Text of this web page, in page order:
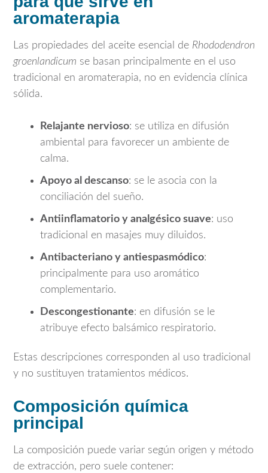
aromaterapia
Las propiedades del aceite esencial de Rhododendron
groenlandicum se basan principalmente en el uso
tradicional en aromaterapia, no en evidencia clínica
sólida.
Relajante nervioso: se utiliza en difusión
ambiental para favorecer un ambiente de
calma.
Apoyo al descanso: se le asocia con la
conciliación del sueño.
Antiinflamatorio y analgésico suave: uso
tradicional en masajes muy diluidos.
Antibacteriano y antiespasmódico:
principalmente para uso aromático
complementario.
Descongestionante: en difusión se le
atribuye efecto balsámico respiratorio.
Estas descripciones corresponden al uso tradicional
y no sustituyen tratamientos médicos.
Composición química
principal
La composición puede variar según origen y método
de extracción, pero suele contener: